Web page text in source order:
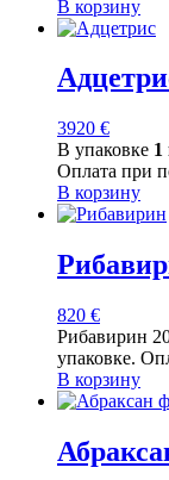
В корзину
3920 €
В упаковке 1
Оплата при
В корзину
820 €
Рибавирин
упаковке.
В корзину